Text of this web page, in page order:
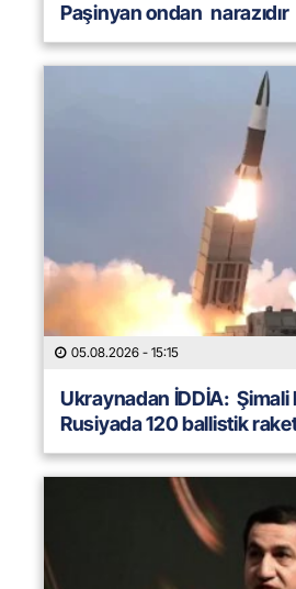
Paşinyan ondan narazıdır
05.08.2026 - 15:15
Ukraynadan İDDİA: Şimali
Rusiyada 120 ballistik